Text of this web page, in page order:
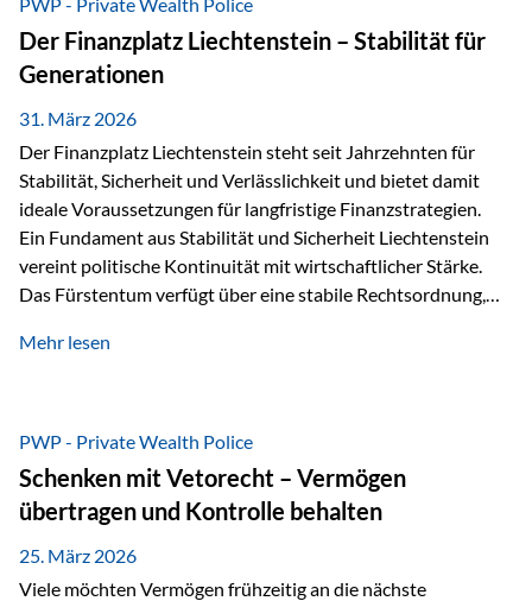
heißt das:Diese Gelder gehören im Konkursfall nicht zur
allgemeinen Konkursmasse, sondern werden ausschließlich
zur Erfüllung…
Der Finanzplatz Liechtenstein – Stabilität für
Generationen
31. März 2026
Der Finanzplatz Liechtenstein steht seit Jahrzehnten für
Stabilität, Sicherheit und Verlässlichkeit und bietet damit
ideale Voraussetzungen für langfristige Finanzstrategien.
Ein Fundament aus Stabilität und Sicherheit Liechtenstein
vereint politische Kontinuität mit wirtschaftlicher Stärke.
Das Fürstentum verfügt über eine stabile Rechtsordnung,
monarchischen Elementen basiert. Diese Struktur schafft
und Unternehmen. Ein wesentliches Merkmal ist die
Staatsfinanzierung: Liechtenstein weist keine
Staatsschulden auf, und der Schutz der wirtschaftlichen
Interessen der Bevölkerung ist in der Verfassung verankert.
Besonders hervorzuheben ist hierbei Artikel 14 der
liechtensteinischen Verfassung. Darin…
Mehr lesen
PWP - Private Wealth Police
Schenken mit Vetorecht – Vermögen
übertragen und Kontrolle behalten
25. März 2026
Viele möchten Vermögen frühzeitig an die nächste